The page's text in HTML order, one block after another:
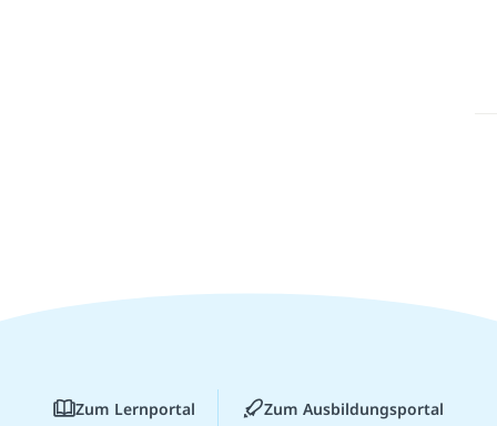
Zum Lernportal Zum Ausbildungsportal